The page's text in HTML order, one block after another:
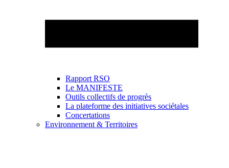
Rapport RSO
Le MANIFESTE
Outils collectifs de progrès
La plateforme des initiatives sociétales
Concertations
Environnement & Territoires